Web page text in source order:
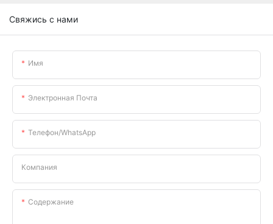
Свяжись с нами
Имя
Электронная Почта
Телефон/WhatsApp
Компания
Содержание